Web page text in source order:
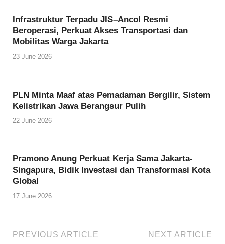
Infrastruktur Terpadu JIS–Ancol Resmi
Beroperasi, Perkuat Akses Transportasi dan
Mobilitas Warga Jakarta
23 June 2026
PLN Minta Maaf atas Pemadaman Bergilir, Sistem
Kelistrikan Jawa Berangsur Pulih
22 June 2026
Pramono Anung Perkuat Kerja Sama Jakarta-
Singapura, Bidik Investasi dan Transformasi Kota
Global
17 June 2026
PREVIOUS ARTICLE
NEXT ARTICLE